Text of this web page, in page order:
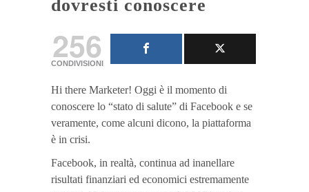
dovresti conoscere
256
CONDIVISIONI
Hi there Marketer! Oggi è il momento di
conoscere lo “stato di salute” di Facebook e se
veramente, come alcuni dicono, la piattaforma
è in crisi.
Facebook, in realtà, continua ad inanellare
risultati finanziari ed economici estremamente